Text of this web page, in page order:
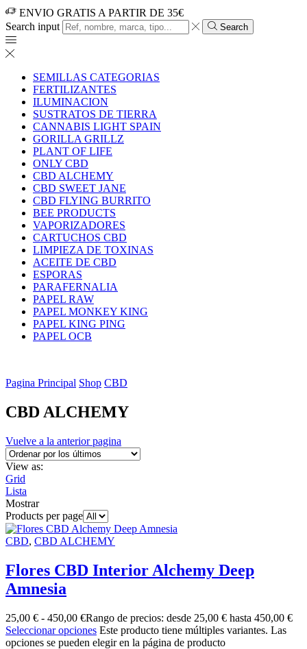
ENVIO GRATIS A PARTIR DE 35€
Search input
Search
SEMILLAS CATEGORIAS
FERTILIZANTES
ILUMINACION
SUSTRATOS DE TIERRA
CANNABIS LIGHT SPAIN
GORILLA GRILLZ
PLANT OF LIFE
ONLY CBD
CBD ALCHEMY
CBD SWEET JANE
CBD FLYING BURRITO
BEE PRODUCTS
VAPORIZADORES
CARTUCHOS CBD
LIMPIEZA DE TOXINAS
ACEITE DE CBD
ESPORAS
PARAFERNALIA
PAPEL RAW
PAPEL MONKEY KING
PAPEL KING PING
PAPEL OCB
Pagina Principal Shop CBD
CBD ALCHEMY
Vuelve a la anterior pagina
View as:
Grid
Lista
Mostrar
Products per page
CBD, CBD ALCHEMY
Flores CBD Interior Alchemy Deep
Amnesia
25,00 € - 450,00 €Rango de precios: desde 25,00 € hasta 450,00 €
Seleccionar opciones Este producto tiene múltiples variantes. Las
opciones se pueden elegir en la página de producto